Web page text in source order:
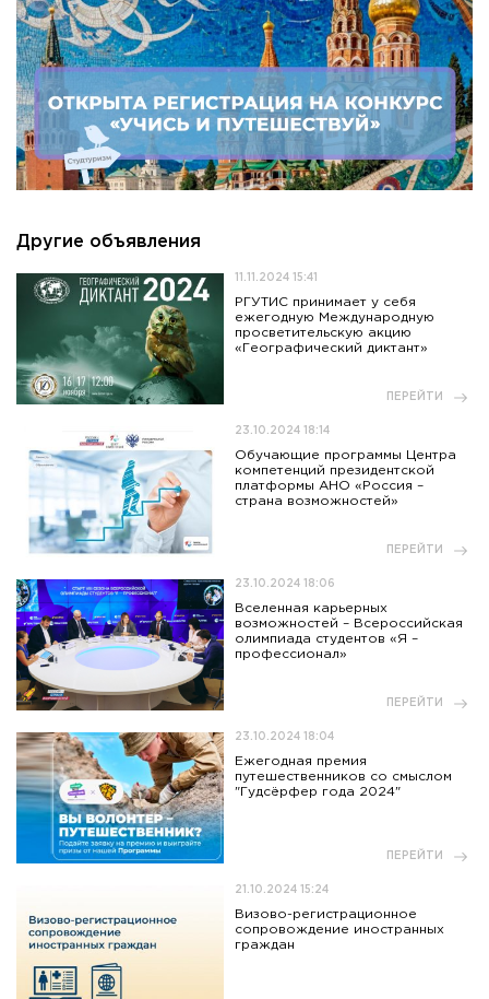
Другие объявления
11.11.2024 15:41
РГУТИС принимает у себя
ежегодную Международную
просветительскую акцию
«Географический диктант»
ПЕРЕЙТИ
23.10.2024 18:14
Обучающие программы Центра
компетенций президентской
платформы АНО «Россия –
страна возможностей»
ПЕРЕЙТИ
23.10.2024 18:06
Вселенная карьерных
возможностей – Всероссийская
олимпиада студентов «Я –
профессионал»
ПЕРЕЙТИ
23.10.2024 18:04
Ежегодная премия
путешественников со смыслом
"Гудсёрфер года 2024"
ПЕРЕЙТИ
21.10.2024 15:24
Визово-регистрационное
сопровождение иностранных
граждан